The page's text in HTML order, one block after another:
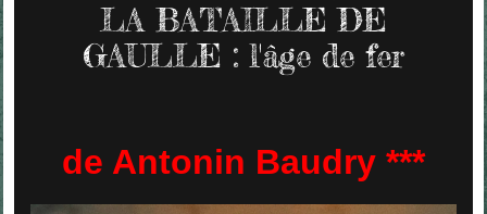
LA BATAILLE DE
GAULLE : l'âge de fer
de Antonin Baudry ***